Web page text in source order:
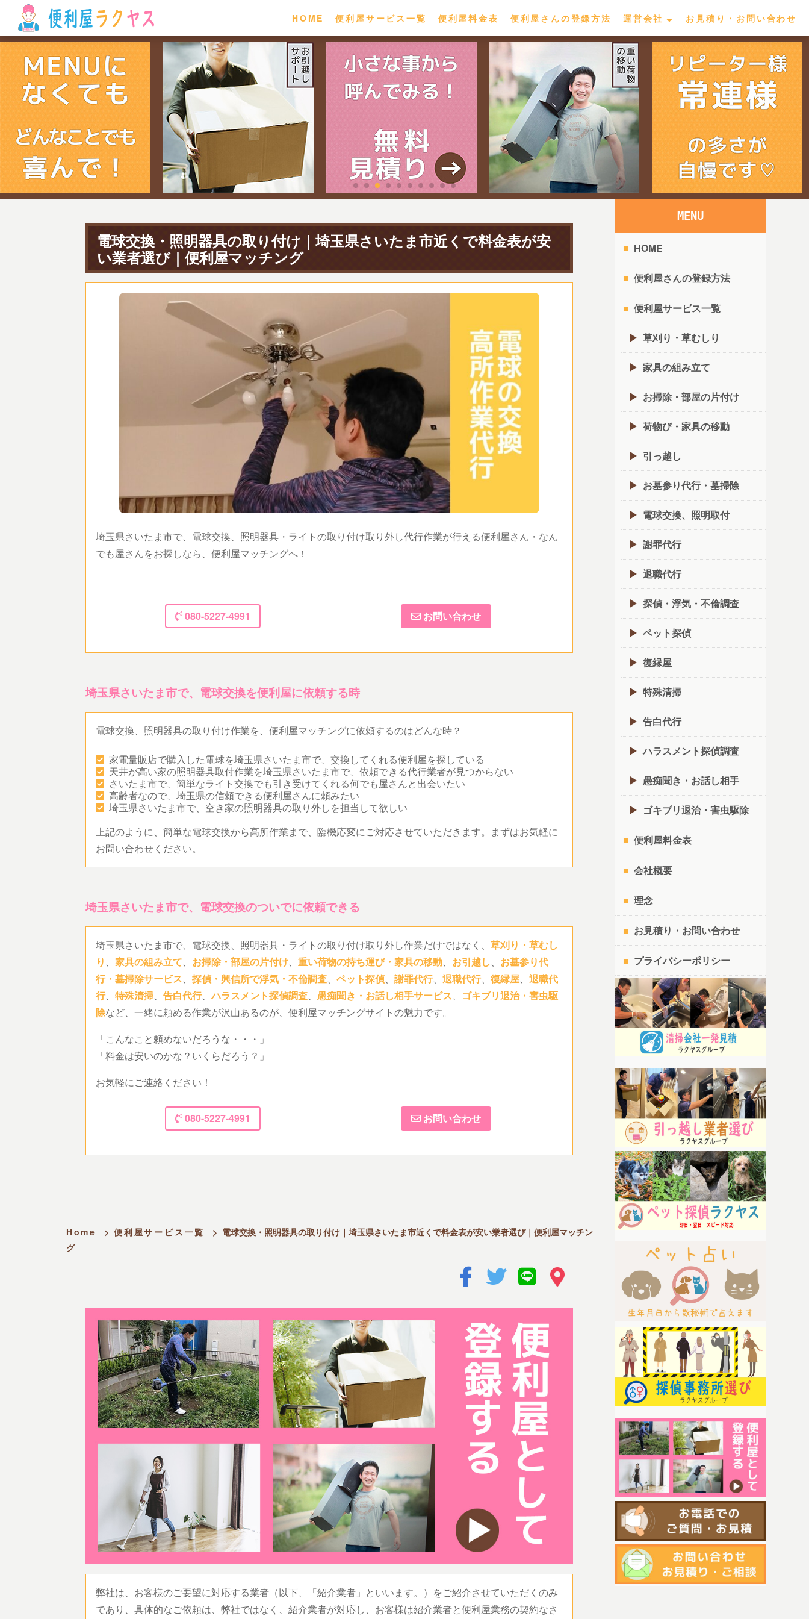
HOME 便利屋サービス一覧 便利屋料金表 便利屋さんの登録方法 運営会社 お見積り・お問い合わせ
電球交換・照明器具の取り付け｜埼玉県さいたま市近くで料金表が安
い業者選び｜便利屋マッチング
埼玉県さいたま市で、電球交換、照明器具・ライトの取り付け取り外し代行作業が行える便利屋さん・なん
でも屋さんをお探しなら、便利屋マッチングへ！
080-5227-4991 お問い合わせ
埼玉県さいたま市で、電球交換を便利屋に依頼する時
電球交換、照明器具の取り付け作業を、便利屋マッチングに依頼するのはどんな時？
家電量販店で購入した電球を埼玉県さいたま市で、交換してくれる便利屋を探している
天井が高い家の照明器具取付作業を埼玉県さいたま市で、依頼できる代行業者が見つからない
さいたま市で、簡単なライト交換でも引き受けてくれる何でも屋さんと出会いたい
高齢者なので、埼玉県の信頼できる便利屋さんに頼みたい
埼玉県さいたま市で、空き家の照明器具の取り外しを担当して欲しい
上記のように、簡単な電球交換から高所作業まで、臨機応変にご対応させていただきます。まずはお気軽に
お問い合わせください。
埼玉県さいたま市で、電球交換のついでに依頼できる
埼玉県さいたま市で、電球交換、照明器具・ライトの取り付け取り外し作業だけではなく、 草刈り・草むし
り 、 家具の組み立て、 お掃除・部屋の片付け、 重い荷物の持ち運び・家具の移動、 お引越し、 お墓参り代
行・墓掃除サービス、 探偵・興信所で浮気・不倫調査、 ペット探偵、 謝罪代行、 退職代行、 復縁屋、 退職代
行、 特殊清掃、 告白代行、ハラスメント探偵調査、 愚痴聞き・お話し相手サービス、 ゴキブリ退治・害虫駆
除など、一緒に頼める作業が沢山あるのが、便利屋マッチングサイトの魅力です。
「こんなこと頼めないだろうな・・・」
「料金は安いのかな？いくらだろう？」
お気軽にご連絡ください！
080-5227-4991 お問い合わせ
Home > 便利屋サービス一覧 > 電球交換・照明器具の取り付け｜埼玉県さいたま市近くで料金表が安い業者選び｜便利屋マッチン
グ
弊社は、お客様のご要望に対応する業者（以下、「紹介業者」といいます。）をご紹介させていただくのみ
であり、具体的なご依頼は、弊社ではなく、紹介業者が対応し、お客様は紹介業者と便利屋業務の契約なさ
MENU
HOME
便利屋さんの登録方法
便利屋サービス一覧
草刈り・草むしり
家具の組み立て
お掃除・部屋の片付け
荷物び・家具の移動
引っ越し
お墓参り代行・墓掃除
電球交換、照明取付
謝罪代行
退職代行
探偵・浮気・不倫調査
ペット探偵
復縁屋
特殊清掃
告白代行
ハラスメント探偵調査
愚痴聞き・お話し相手
ゴキブリ退治・害虫駆除
便利屋料金表
会社概要
理念
お見積り・お問い合わせ
プライバシーポリシー